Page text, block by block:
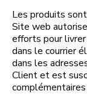
Les produits
Site web
efforts pour
dans le courrier
dans les
Client et est